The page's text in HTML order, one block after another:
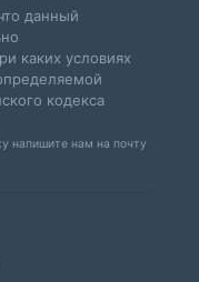
данный
каких условиях
кодекса
напишите нам на почту